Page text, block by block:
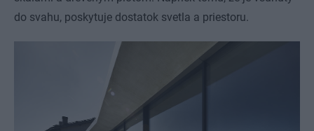
do svahu, poskytuje dostatok svetla a priestoru.